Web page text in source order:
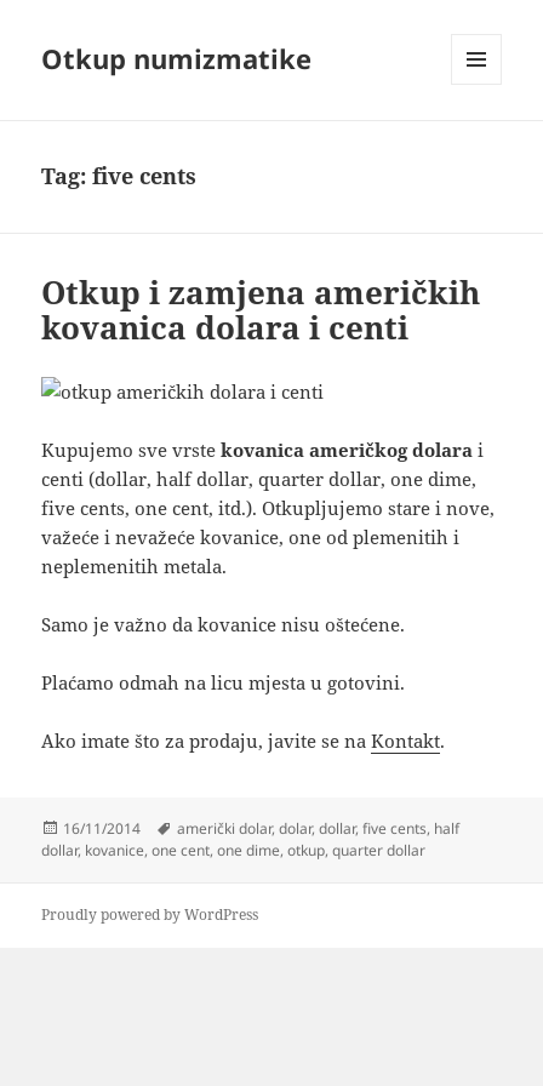
Otkup numizmatike
Tag:five cents
Otkup i zamjena američkih
kovanica dolara i centi
Kupujemo sve vrstekovanica američkog dolara i
centi (dollar, half dollar, quarter dollar, one dime,
five cents, one cent, itd.). Otkupljujemo stare i nove,
važeće i nevažeće kovanice, one od plemenitih i
neplemenitih metala.
Samo je važno da kovanice nisu oštećene.
Plaćamo odmah na licu mjesta u gotovini.
Ako imate što za prodaju, javite se naKontakt.
Posted
on
16/11/2014 Tags
američki dolar,dolar,dollar,five cents, half
dollar, kovanice,one cent,one dime,otkup,quarter dollar
Proudly powered by WordPress